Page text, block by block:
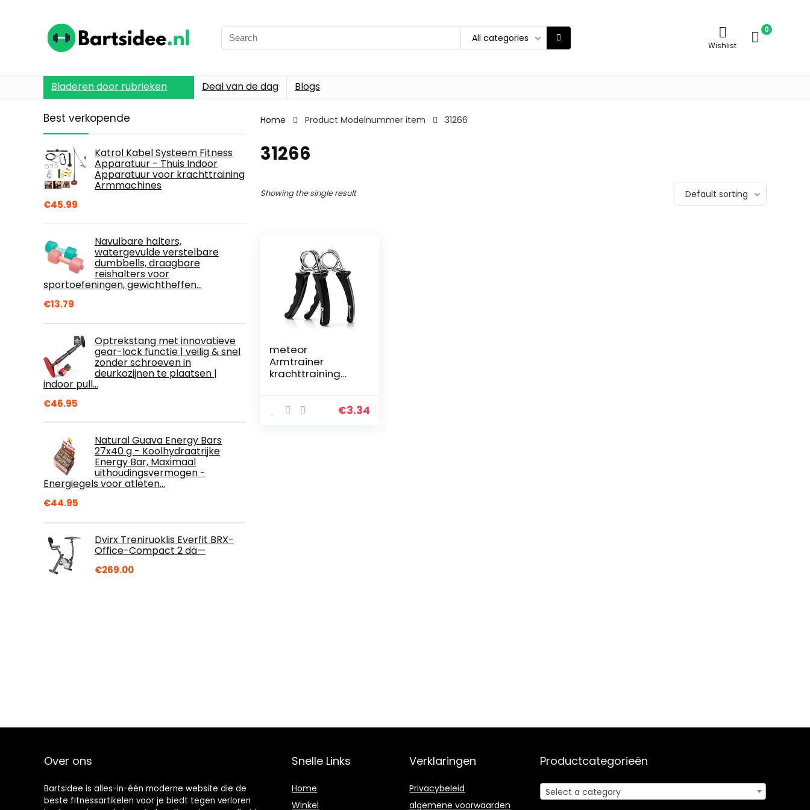
Search
for:
All categories
Wishlist
0
Bladeren door rubrieken Deal van de dag Blogs
Best verkopende
Katrol Kabel Systeem Fitness
Apparatuur - Thuis Indoor
Apparatuur voor krachttraining
Armmachines
€45.99
Navulbare halters,
watergevulde verstelbare
dumbbells, draagbare
reishalters voor
sportoefeningen, gewichtheffen…
€13.79
Optrekstang met innovatieve
gear-lock functie | veilig & snel
zonder schroeven in
deurkozijnen te plaatsen |
indoor pull…
€46.95
Natural Guava Energy Bars
27x40 g - Koolhydraatrijke
Energy Bar, Maximaal
uithoudingsvermogen -
Energiegels voor atleten…
€44.95
Dvirx Treniruoklis Everfit BRX-
Office-Compact 2 dä—
€269.00
Home Product Modelnummer item 31266
31266
Showing the single result Default sorting
meteor
Armtrainer
krachttraining
onderarm
€3.34
Over ons
Bartsidee is alles-in-één moderne website die de
beste fitnessartikelen voor je biedt tegen verloren
Snelle Links
Home
Winkel
Verklaringen
Privacybeleid
algemene voorwaarden
Productcategorieën
Select a category